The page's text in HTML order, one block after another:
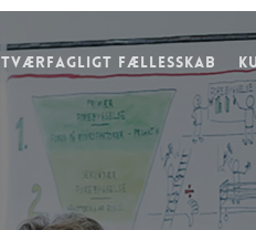
Tværfagligt fællesskab